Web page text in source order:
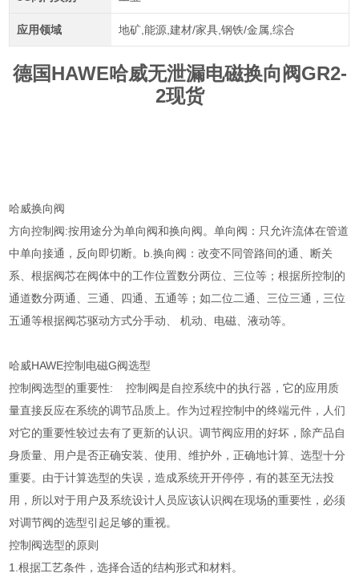
应用领域 地矿,能源,建材/家具,钢铁/金属,综合
德国HAWE哈威无泄漏电磁换向阀GR2-
2现货
哈威换向阀
方向控制阀:按用途分为单向阀和换向阀。单向阀：只允许流体在管道
中单向接通，反向即切断。b.换向阀：改变不同管路间的通、断关
系、根据阀芯在阀体中的工作位置数分两位、三位等；根据所控制的
通道数分两通、三通、四通、五通等；如二位二通、三位三通，三位
五通等根据阀芯驱动方式分手动、 机动、电磁、液动等。
哈威HAWE控制电磁G阀选型
控制阀选型的重要性: 控制阀是自控系统中的执行器，它的应用质
量直接反应在系统的调节品质上。作为过程控制中的终端元件，人们
对它的重要性较过去有了更新的认识。调节阀应用的好坏，除产品自
身质量、用户是否正确安装、使用、维护外，正确地计算、选型十分
重要。由于计算选型的失误，造成系统开开停停，有的甚至无法投
用，所以对于用户及系统设计人员应该认识阀在现场的重要性，必须
对调节阀的选型引起足够的重视。
控制阀选型的原则
1.根据工艺条件，选择合适的结构形式和材料。